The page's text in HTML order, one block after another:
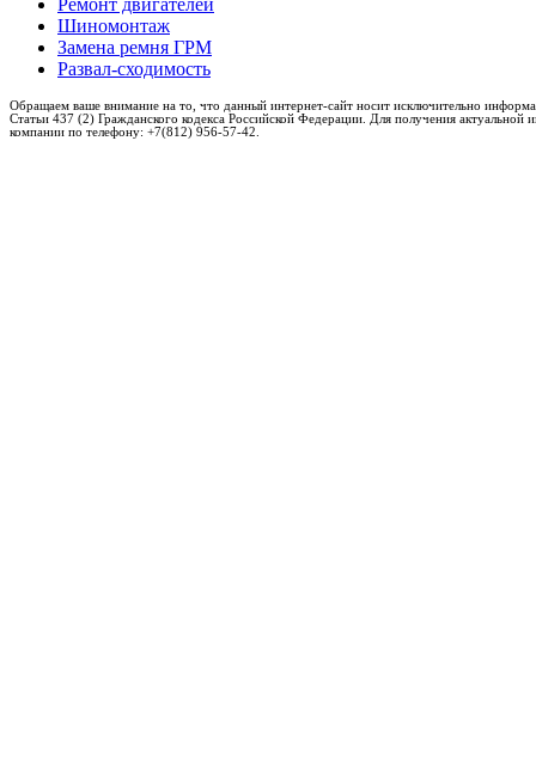
Ремонт двигателей
Шиномонтаж
Замена ремня ГРМ
Развал-сходимость
Обращаем ваше внимание на то, что данный интернет-сайт носит исключительно
Статьи 437 (2) Гражданского кодекса Российской Федерации. Для получения
компании по телефону: +7(812) 956-57-42.